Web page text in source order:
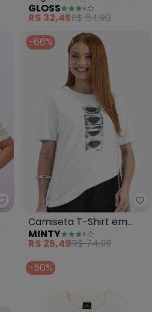
Canelada (Branco)
GLOSS
R$ 32,45R$ 64,90
Torra - Blusa Infantil Cropped
-66%
Camiseta T-Shirt em
Meia Malha (Branco)
MINTY
R$ 25,49R$ 74,99
-50%